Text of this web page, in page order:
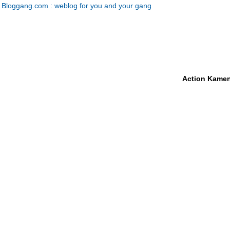
Bloggang.com : weblog for you and your gang
Action